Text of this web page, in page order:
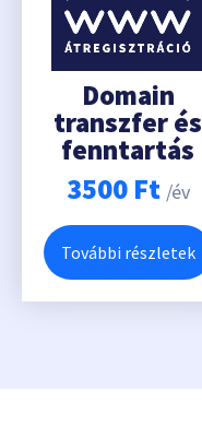
Domain
transzfer és
fenntartás
3500 Ft /év
További részletek